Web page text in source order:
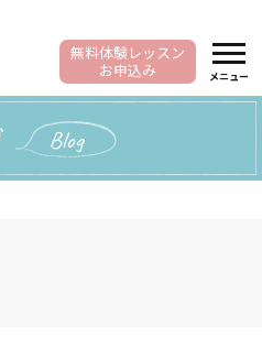
メニュー
無料体験レッスン
お申込み
Blog